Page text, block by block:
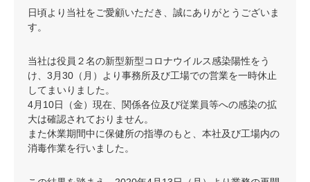
日頃より当社をご愛顧いただき、誠にありがとうございま
す。
当社は役員２名の新型新型コロナウイルス感染陽性をう
け、3月30（月）より事務所及び工場での営業を一時休止
してまいりました。
4月10日（金）現在、関係各位及び従業員等への感染の拡
大は確認されておりません。
また休業期間中に保健所の指導のもと、本社及び工場内の
消毒作業を行いました。